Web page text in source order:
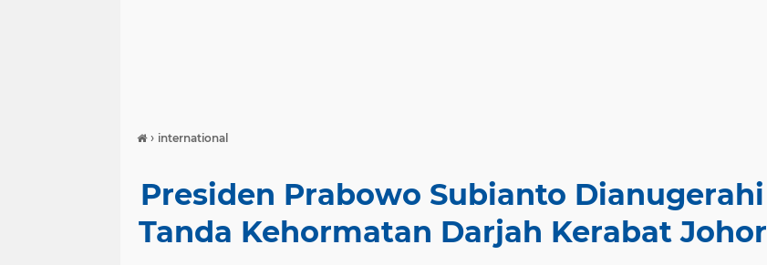
› international
Presiden Prabowo Subianto Dianugerahi
Tanda Kehormatan Darjah Kerabat Johor